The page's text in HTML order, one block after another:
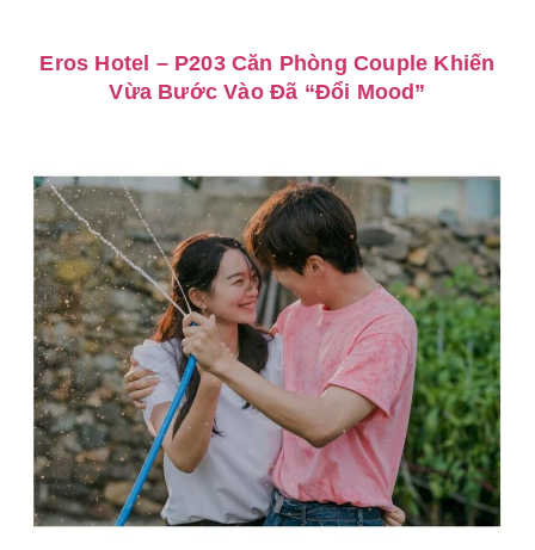
Eros Hotel – P203 Căn Phòng Couple Khiến
Vừa Bước Vào Đã “Đổi Mood”